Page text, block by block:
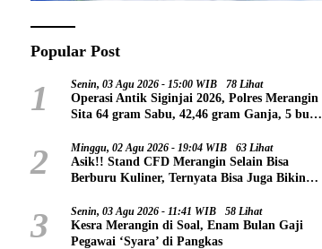
Popular Post
1 Senin, 03 Agu 2026 - 15:00 WIB 78 Lihat
Operasi Antik Siginjai 2026, Polres Merangin
Sita 64 gram Sabu, 42,46 gram Ganja, 5 butir
2 Minggu, 02 Agu 2026 - 19:04 WIB 63 Lihat
Asik!! Stand CFD Merangin Selain Bisa
Berburu Kuliner, Ternyata Bisa Juga Bikin
3 Senin, 03 Agu 2026 - 11:41 WIB 58 Lihat
Kesra Merangin di Soal, Enam Bulan Gaji
Pegawai ‘Syara’ di Pangkas